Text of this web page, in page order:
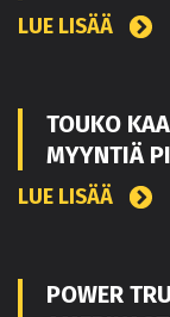
LUE LISÄÄ
TOUKO
MYYNTIÄ
LUE LISÄÄ
POWER